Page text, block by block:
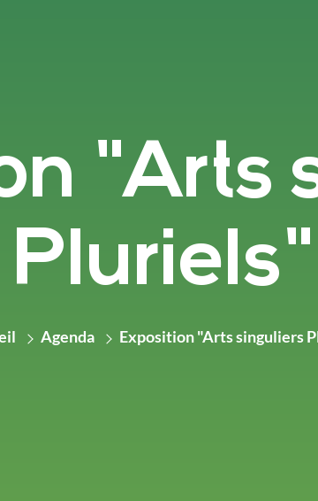
"Arts
Pluriels"
Agenda Exposition "Arts singuliers